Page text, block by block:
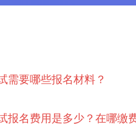
需要哪些报名材料？
报名费用是多少？在哪缴